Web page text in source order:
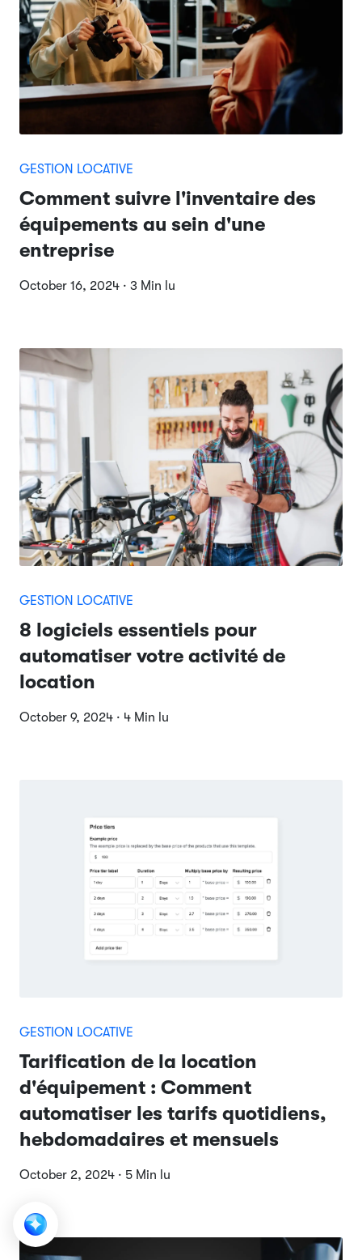
GESTION LOCATIVE
Comment suivre l'inventaire des
équipements au sein d'une
entreprise
October 16, 2024 · 3 Min lu
GESTION LOCATIVE
8 logiciels essentiels pour
automatiser votre activité de
location
October 9, 2024 · 4 Min lu
GESTION LOCATIVE
Tarification de la location
d'équipement : Comment
automatiser les tarifs quotidiens,
hebdomadaires et mensuels
October 2, 2024 · 5 Min lu